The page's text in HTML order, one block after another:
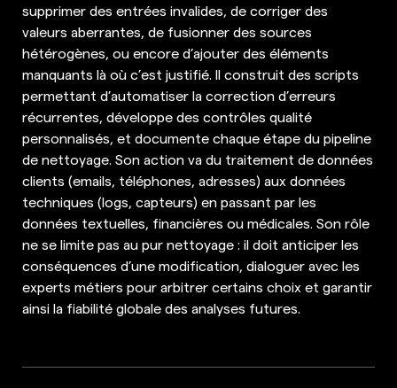
supprimer des entrées invalides, de corriger des
valeurs aberrantes, de fusionner des sources
hétérogènes, ou encore d’ajouter des éléments
manquants là où c’est justifié. Il construit des scripts
permettant d’automatiser la correction d’erreurs
récurrentes, développe des contrôles qualité
personnalisés, et documente chaque étape du pipeline
de nettoyage. Son action va du traitement de données
clients (emails, téléphones, adresses) aux données
techniques (logs, capteurs) en passant par les
données textuelles, financières ou médicales. Son rôle
ne se limite pas au pur nettoyage : il doit anticiper les
conséquences d’une modification, dialoguer avec les
experts métiers pour arbitrer certains choix et garantir
ainsi la fiabilité globale des analyses futures.